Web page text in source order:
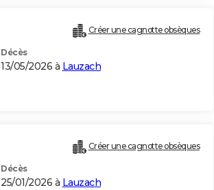
Créer une cagnotte obsèques
Décès
13/05/2026 à Lauzach
Créer une cagnotte obsèques
Décès
25/01/2026 à Lauzach